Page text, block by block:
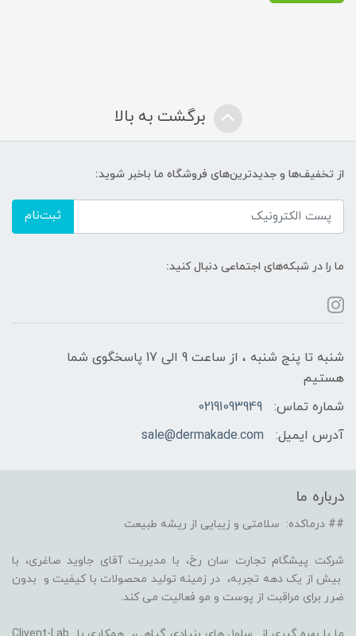
برگشت به بالا
از تخفیف‌ها و جدیدترین‌های فروشگاه ما باخبر شوید:
ثبت‌نام
ما را در شبکه‌های اجتماعی دنبال کنید:
شنبه تا پنج شنبه ، از ساعت 9 الی 17 پاسخگوی شما
هستیم
شماره تماس:
02191093949
آدرس ایمیل:
sale@dermakade.com
درباره ما
## درماکده: سلامتی و زیبایی از ریشه طبیعت
شرکت پیشگام تجارت سان رخ، با مدیریت آقای جاوید صاغری، با
بیش از یک دهه تجربه، در زمینه تولید محصولات با کیفیت و بدون
ضرر برای مراقبت از پوست و مو فعالیت می کند.